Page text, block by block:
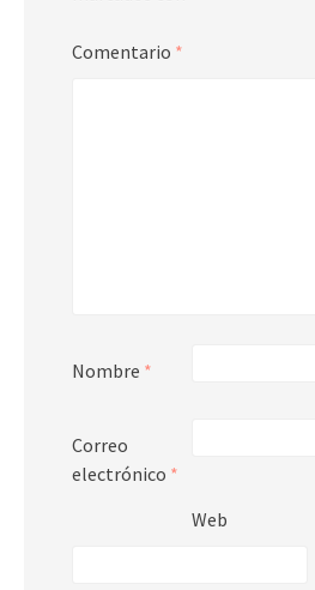
Comentario *
Nombre *
Correo
electrónico *
Web